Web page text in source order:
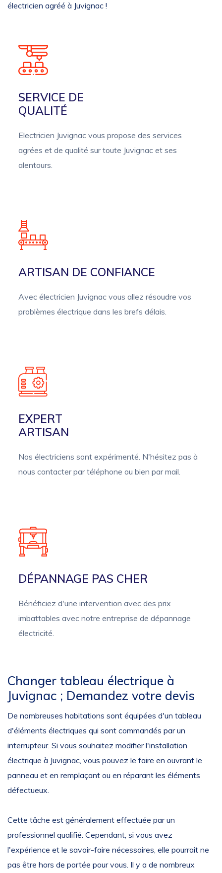
électricien agréé à Juvignac !
SERVICE DE
QUALITÉ
Electricien Juvignac vous propose des services
agrées et de qualité sur toute Juvignac et ses
alentours.
ARTISAN DE CONFIANCE
Avec électricien Juvignac vous allez résoudre vos
problèmes électrique dans les brefs délais.
EXPERT
ARTISAN
Nos électriciens sont expérimenté. N'hésitez pas à
nous contacter par téléphone ou bien par mail.
DÉPANNAGE PAS CHER
Bénéficiez d'une intervention avec des prix
imbattables avec notre entreprise de dépannage
électricité.
Changer tableau électrique à
Juvignac ; Demandez votre devis
De nombreuses habitations sont équipées d'un tableau
d'éléments électriques qui sont commandés par un
interrupteur. Si vous souhaitez modifier l'installation
électrique à Juvignac, vous pouvez le faire en ouvrant le
panneau et en remplaçant ou en réparant les éléments
défectueux.
Cette tâche est généralement effectuée par un
professionnel qualifié. Cependant, si vous avez
l'expérience et le savoir-faire nécessaires, elle pourrait ne
pas être hors de portée pour vous. Il y a de nombreux